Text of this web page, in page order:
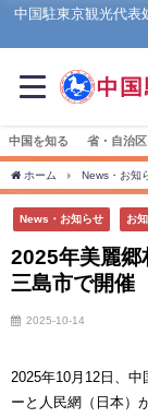
中国駐東京観光代表
中国を知る 省・自治
ホーム News・お知
News・お知らせ お
2025年美麗
三島市で開催
2025-10-14
2025年10 月 12 日、中
ーと人民網（日本）